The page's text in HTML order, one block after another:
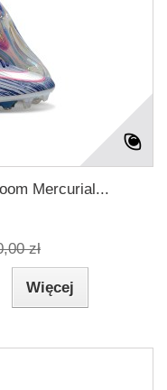
Mercurial...
zł
Więcej